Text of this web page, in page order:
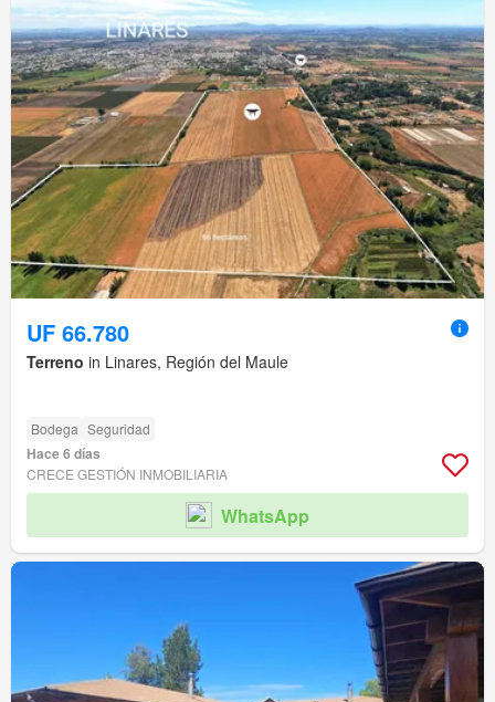
UF 66.780
Terreno in Linares, Región del Maule
Bodega Seguridad
Hace 6 días
CRECE GESTIÓN INMOBILIARIA
WhatsApp